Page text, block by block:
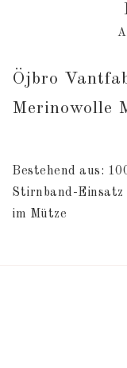
Öjbro
Merinowolle
Bestehend aus:
Stirnband-Einsatz
im Mütze